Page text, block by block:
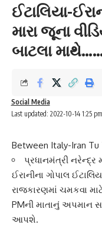
ઈટાલિયા-
મારા જૂના
બાટલા
Last updated: 2022-10-14 1:25 pm
Social Media
Between Italy-Iran Tu
પ્રધાનમંત્રી નરેન્દ્ર
ઈરાનીના ગોપાલ
રાજકારણમાં ચમકવા
PMની માતાનું અપમાન
આપશે.